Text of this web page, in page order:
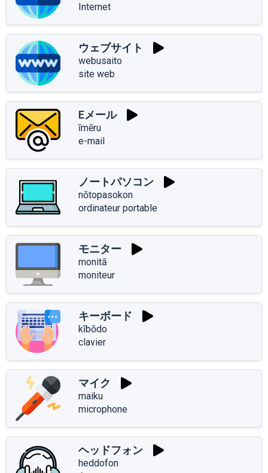
Internet
ウェブサイト
webusaito
site web
Eメール
īmēru
e-mail
ノートパソコン
nōtopasokon
ordinateur portable
モニター
monitā
moniteur
キーボード
kībōdo
clavier
マイク
maiku
microphone
ヘッドフォン
heddofon